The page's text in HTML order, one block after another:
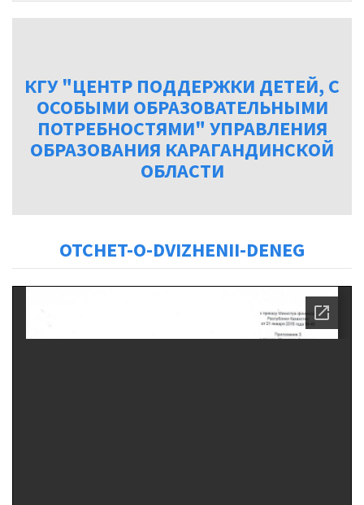
КГУ "ЦЕНТР ПОДДЕРЖКИ ДЕТЕЙ, С
ОСОБЫМИ ОБРАЗОВАТЕЛЬНЫМИ
ПОТРЕБНОСТЯМИ" УПРАВЛЕНИЯ
ОБРАЗОВАНИЯ КАРАГАНДИНСКОЙ
ОБЛАСТИ
OTCHET-O-DVIZHENII-DENEG